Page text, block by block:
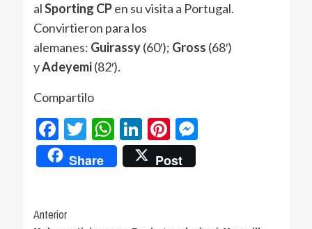
alSporting CPen su visita a Portugal.
Convirtieron para los
alemanes: Guirassy(60′); Gross (68′)
yAdeyemi(82′).
Compartilo
Facebook
Twitter
WhatsApp
LinkedIn
Pinterest
Messenger
Share Post
Navegación
Anterior